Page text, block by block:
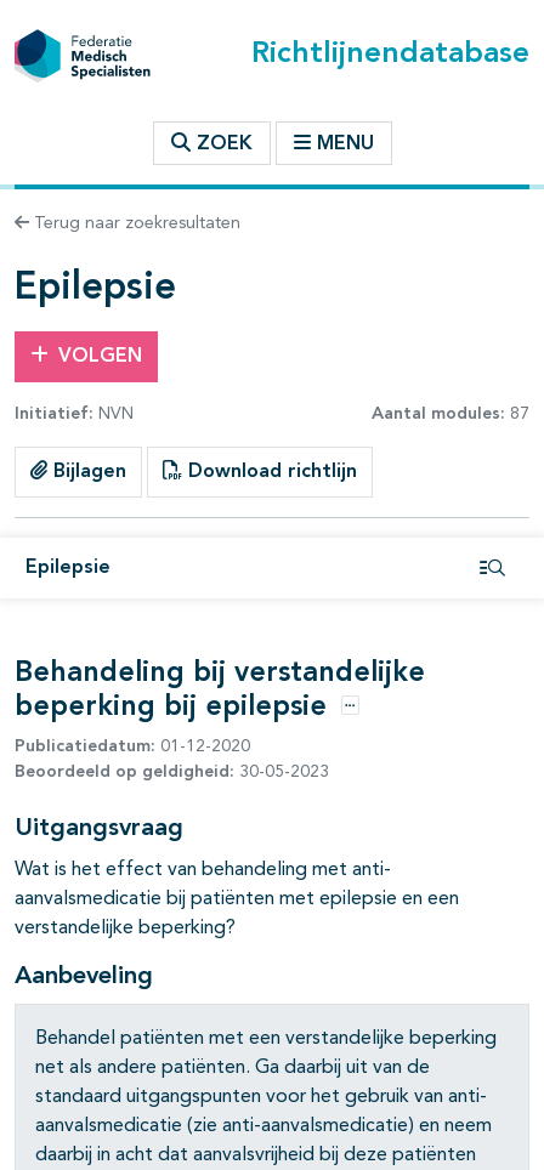
Richtlijnendatabase
ZOEK MENU
Terug naar zoekresultaten
Epilepsie
VOLGEN
Initiatief: NVN Aantal modules: 87
Bijlagen Download richtlijn
Epilepsie
binnen deze richtlijn
open- en dichtklappen
open- en dichtklappen
open- en dichtklappen
open- en dichtklappen
Behandeling bij verstandelijke
beperking bij epilepsie
Opties
Publicatiedatum: 01-12-2020
Beoordeeld op geldigheid: 30-05-2023
Uitgangsvraag
Wat is het effect van behandeling met anti-
aanvalsmedicatie bij patiënten met epilepsie en een
verstandelijke beperking?
Aanbeveling
Behandel patiënten met een verstandelijke beperking
net als andere patiënten. Ga daarbij uit van de
standaard uitgangspunten voor het gebruik van anti-
aanvalsmedicatie (zie anti-aanvalsmedicatie) en neem
daarbij in acht dat aanvalsvrijheid bij deze patiënten